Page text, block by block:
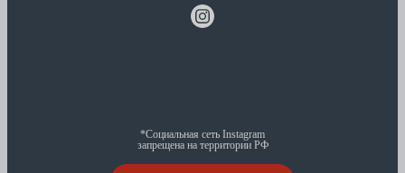
*Социальная сеть Instagram
запрещена на территории РФ